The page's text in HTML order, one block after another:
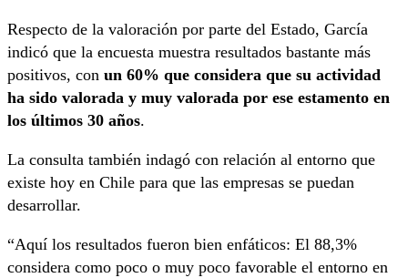
Respecto de la valoración por parte del Estado, García
indicó que la encuesta muestra resultados bastante más
positivos, con un 60% que considera que su actividad
ha sido valorada y muy valorada por ese estamento en
los últimos 30 años.
La consulta también indagó con relación al entorno que
existe hoy en Chile para que las empresas se puedan
desarrollar.
“Aquí los resultados fueron bien enfáticos: El 88,3%
considera como poco o muy poco favorable el entorno en